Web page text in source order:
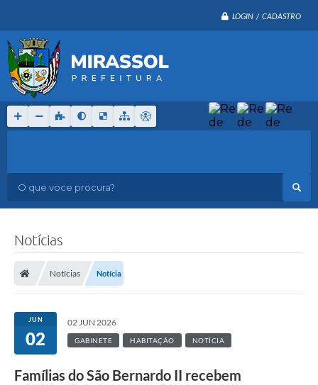
LOGIN / CADASTRO
O que voce procura?
Notícias
Notícias Notícia
JUN
02
02 JUN 2026
GABINETE HABITAÇÃO NOTÍCIA
Famílias do São Bernardo II recebem